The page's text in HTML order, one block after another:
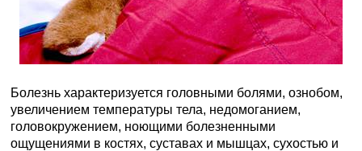
Болезнь характеризуется головными болями, ознобом,
увеличением температуры тела, недомоганием,
головокружением, ноющими болезненными
ощущениями в костях, суставах и мышцах, сухостью и